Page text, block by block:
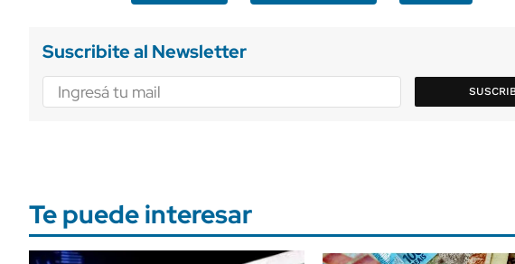
Suscribite al Newsletter
Te puede interesar